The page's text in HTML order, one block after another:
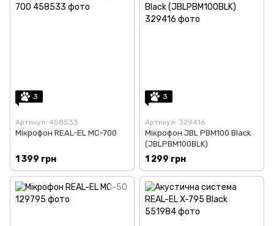
3
Артикул: 458533
Мікрофон REAL-EL MC-700
1 399 грн
3
Артикул: 329416
Мікрофон JBL PBM100 Black
(JBLPBM100BLK)
1 299 грн